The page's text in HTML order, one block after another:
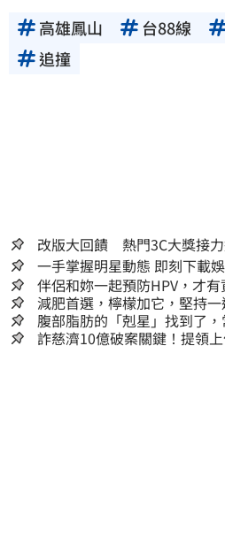
高雄鳳山 台88線
追撞
改版大回饋 熱門3C大獎接
一手掌握明星動態
伴侶和妳一起預防HPV，才有
減肥首選，檸檬加它，堅持
人生
腹部脂肪的「剋星」找到了
囊，瘦出小蠻腰
詐慈濟10億破案關鍵！提領